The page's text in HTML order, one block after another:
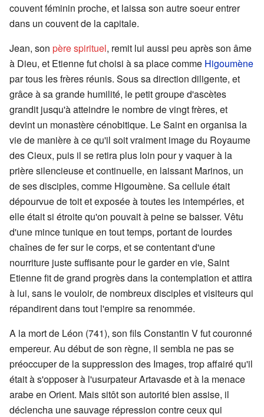
couvent féminin proche, et laissa son autre soeur entrer
dans un couvent de la capitale.
Jean, son père spirituel, remit lui aussi peu après son âme
à Dieu, et Etienne fut choisi à sa place comme Higoumène
par tous les frères réunis. Sous sa direction diligente, et
grâce à sa grande humilité, le petit groupe d'ascètes
grandit jusqu'à atteindre le nombre de vingt frères, et
devint un monastère cénobitique. Le Saint en organisa la
vie de manière à ce qu'il soit vraiment image du Royaume
des Cieux, puis il se retira plus loin pour y vaquer à la
prière silencieuse et continuelle, en laissant Marinos, un
de ses disciples, comme Higoumène. Sa cellule était
dépourvue de toit et exposée à toutes les intempéries, et
elle était si étroite qu'on pouvait à peine se baisser. Vêtu
d'une mince tunique en tout temps, portant de lourdes
chaînes de fer sur le corps, et se contentant d'une
nourriture juste suffisante pour le garder en vie, Saint
Etienne fit de grand progrès dans la contemplation et attira
à lui, sans le vouloir, de nombreux disciples et visiteurs qui
répandirent dans tout l'empire sa renommée.
A la mort de Léon (741), son fils Constantin V fut couronné
empereur. Au début de son règne, il sembla ne pas se
préoccuper de la suppression des Images, trop affairé qu'il
était à s'opposer à l'usurpateur Artavasde et à la menace
arabe en Orient. Mais sitôt son autorité bien assise, il
déclencha une sauvage répression contre ceux qui